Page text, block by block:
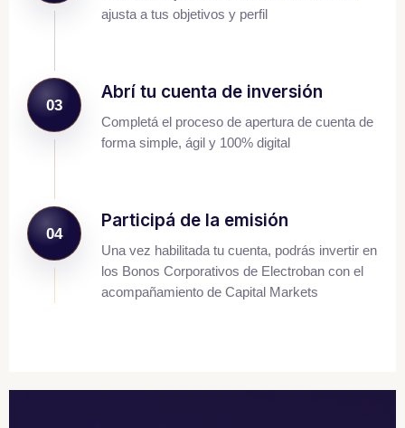
ajusta a tus objetivos y perfil
03
Abrí tu cuenta de inversión
Completá el proceso de apertura de cuenta de
forma simple, ágil y 100% digital
04
Participá de la emisión
Una vez habilitada tu cuenta, podrás invertir en
los Bonos Corporativos de Electroban con el
acompañamiento de Capital Markets